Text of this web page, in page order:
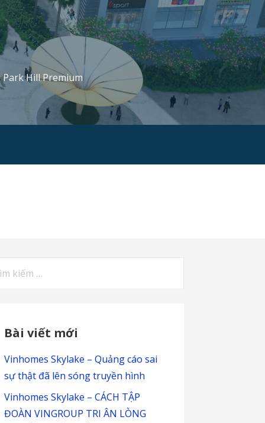
Park Hill Premium
Bài viết mới
Vinhomes Skylake – Quảng cáo sai
sự thật đã lên sóng truyền hình
Vinhomes Skylake – CÁCH TẬP
ĐOÀN VINGROUP TRI ÂN LÒNG